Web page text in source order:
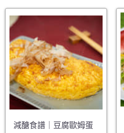
減醣食譜｜豆腐歐姆蛋